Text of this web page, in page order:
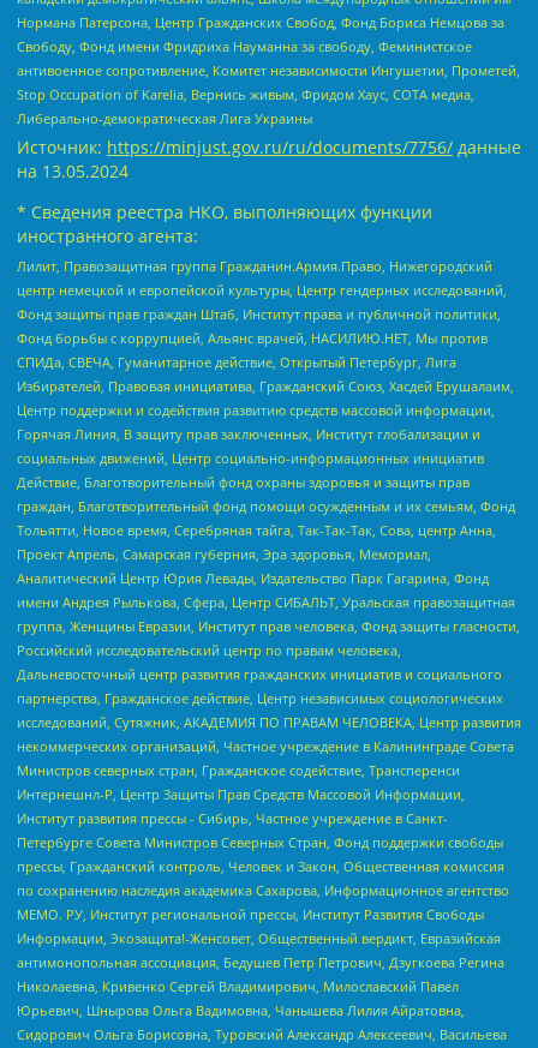
Нормана Патерсона, Центр Гражданских Свобод, Фонд Бориса Немцова за
Свободу, Фонд имени Фридриха Науманна за свободу, Феминистское
антивоенное сопротивление, Комитет независимости Ингушетии, Прометей,
Stop Occupation of Karelia, Вернись живым, Фридом Хаус, СОТА медиа,
Либерально-демократическая Лига Украины
Источник: https://minjust.gov.ru/ru/documents/7756/ данные
на 13.05.2024
* Сведения реестра НКО, выполняющих функции
иностранного агента:
Лилит, Правозащитная группа Гражданин.Армия.Право, Нижегородский
центр немецкой и европейской культуры, Центр гендерных исследований,
Фонд защиты прав граждан Штаб, Институт права и публичной политики,
Фонд борьбы с коррупцией, Альянс врачей, НАСИЛИЮ.НЕТ, Мы против
СПИДа, СВЕЧА, Гуманитарное действие, Открытый Петербург, Лига
Избирателей, Правовая инициатива, Гражданский Союз, Хасдей Ерушалаим,
Центр поддержки и содействия развитию средств массовой информации,
Горячая Линия, В защиту прав заключенных, Институт глобализации и
социальных движений, Центр социально-информационных инициатив
Действие, Благотворительный фонд охраны здоровья и защиты прав
граждан, Благотворительный фонд помощи осужденным и их семьям, Фонд
Тольятти, Новое время, Серебряная тайга, Так-Так-Так, Сова, центр Анна,
Проект Апрель, Самарская губерния, Эра здоровья, Мемориал,
Аналитический Центр Юрия Левады, Издательство Парк Гагарина, Фонд
имени Андрея Рылькова, Сфера, Центр СИБАЛЬТ, Уральская правозащитная
группа, Женщины Евразии, Институт прав человека, Фонд защиты гласности,
Российский исследовательский центр по правам человека,
Дальневосточный центр развития гражданских инициатив и социального
партнерства, Гражданское действие, Центр независимых социологических
исследований, Сутяжник, АКАДЕМИЯ ПО ПРАВАМ ЧЕЛОВЕКА, Центр развития
некоммерческих организаций, Частное учреждение в Калининграде Совета
Министров северных стран, Гражданское содействие, Трансперенси
Интернешнл-Р, Центр Защиты Прав Средств Массовой Информации,
Институт развития прессы - Сибирь, Частное учреждение в Санкт-
Петербурге Совета Министров Северных Стран, Фонд поддержки свободы
прессы, Гражданский контроль, Человек и Закон, Общественная комиссия
по сохранению наследия академика Сахарова, Информационное агентство
МЕМО. РУ, Институт региональной прессы, Институт Развития Свободы
Информации, Экозащита!-Женсовет, Общественный вердикт, Евразийская
антимонопольная ассоциация, Бедушев Петр Петрович, Дзугкоева Регина
Николаевна, Кривенко Сергей Владимирович, Милославский Павел
Юрьевич, Шнырова Ольга Вадимовна, Чанышева Лилия Айратовна,
Сидорович Ольга Борисовна, Туровский Александр Алексеевич, Васильева